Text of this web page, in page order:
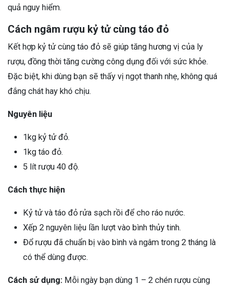
quả nguy hiểm.
Cách ngâm rượu kỷ tử cùng táo đỏ
Kết hợp kỷ tử cùng táo đỏ sẽ giúp tăng hương vị của ly
rượu, đồng thời tăng cường công dụng đối với sức khỏe.
Đặc biệt, khi dùng bạn sẽ thấy vị ngọt thanh nhẹ, không quá
đắng chát hay khó chịu.
Nguyên liệu
1kg kỷ tử đỏ.
1kg táo đỏ.
5 lít rượu 40 độ.
Cách thực hiện
Kỷ tử và táo đỏ rửa sạch rồi để cho ráo nước.
Xếp 2 nguyên liệu lần lượt vào bình thủy tinh.
Đổ rượu đã chuẩn bị vào bình và ngâm trong 2 tháng là
có thể dùng được.
Cách sử dụng: Mỗi ngày bạn dùng 1 – 2 chén rượu cùng